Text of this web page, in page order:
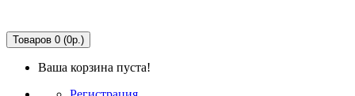
Товаров 0 (0р.)
Ваша корзина пуста!